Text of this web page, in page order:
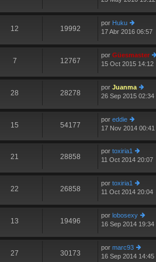
e
m
e
s
e
E
m
e
n
s
e
E
12 19992
por Huku
er
o
m
e
n
s
e
17 Abr 2016 06:57
E
7 12767
por Güesmaster
er
m
e
s
15 Oct 2015 14:12
E
28 28278
por Juanma
er
m
e
n
s
26 Sep 2015 02:34
15 54177
por eddie
er
o
m
e
n
s
17 Nov 2014 00:41
E
21 28858
por toxiria1
er
o
m
e
n
s
e
11 Oct 2014 20:07
E
22 26858
por toxiria1
er
o
m
e
n
s
11 Oct 2014 20:04
E
13 19496
por lobosexy
er
o
m
16 Sep 2014 19:34
E
27 30173
por marc93
er
16 Sep 2014 14:45